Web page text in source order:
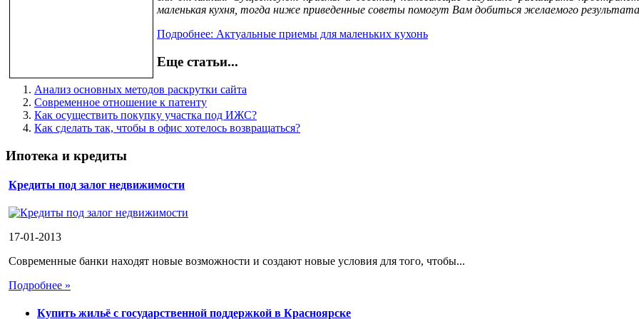
маленькая кухня, тогда ниже приведенные советы помогут Вам добиться желаемого
Подробнее: Актуальные приемы для маленьких кухонь
Еще статьи...
Анализ основных методов раскрутки сайта
Современное отношение к патенту
Как осуществить покупку участка под ИЖС?
Как сделать так, чтобы в офис хотелось возвращаться?
Ипотека и кредиты
Кредиты под залог недвижимости
17-01-2013
Современные банки находят новые возможности и создают новые условия для того, чтобы...
Подробнее »
Купить жильё с государственной поддержкой в Красноярске